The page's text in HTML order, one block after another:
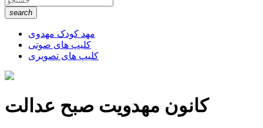
search
مهد کودک مهدوی
کلیپ های صوتی
کلیپ های تصویری
کانون مهدویت صبح عدالت